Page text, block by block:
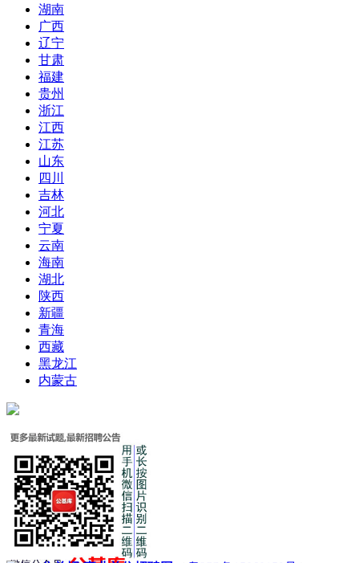
湖南
广西
辽宁
甘肃
福建
贵州
浙江
江西
江苏
山东
四川
吉林
河北
宁夏
云南
海南
湖北
陕西
新疆
青海
西藏
黑龙江
内蒙古